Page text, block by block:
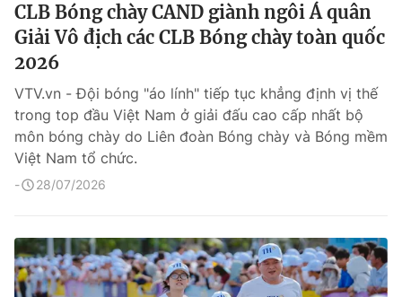
CLB Bóng chày CAND giành ngôi Á quân
Giải Vô địch các CLB Bóng chày toàn quốc
2026
VTV.vn - Đội bóng "áo lính" tiếp tục khẳng định vị thế
trong top đầu Việt Nam ở giải đấu cao cấp nhất bộ
môn bóng chày do Liên đoàn Bóng chày và Bóng mềm
Việt Nam tổ chức.
28/07/2026